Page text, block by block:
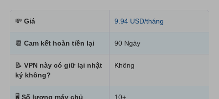
💸 Giá 9.94 USD/tháng
📆 Cam kết hoàn tiền lại 90 Ngày
📝 VPN này có giữ lại nhật
ký không?
Không
🖥 Số lượng máy chủ 10+